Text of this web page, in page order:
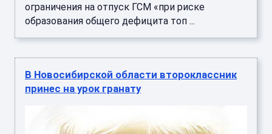
ограничения на отпуск ГСМ «при риске
образования общего дефицита топ ...
В Новосибирской области второклассник
принес на урок гранату